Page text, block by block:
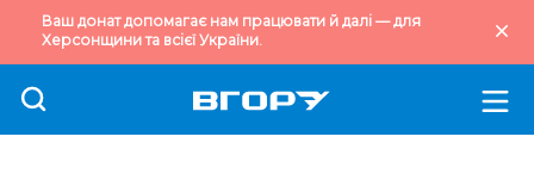
Ваш донат допомагає нам працювати й далі — для
Херсонщини та всієї України.